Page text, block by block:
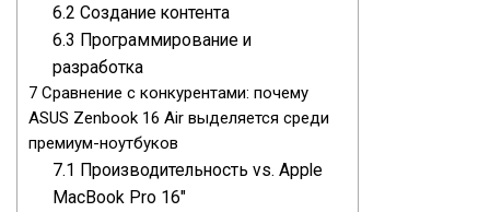
6.2 Создание контента
6.3 Программирование и
разработка
7 Сравнение с конкурентами: почему
ASUS Zenbook 16 Air выделяется среди
премиум-ноутбуков
7.1 Производительность vs. Apple
MacBook Pro 16″